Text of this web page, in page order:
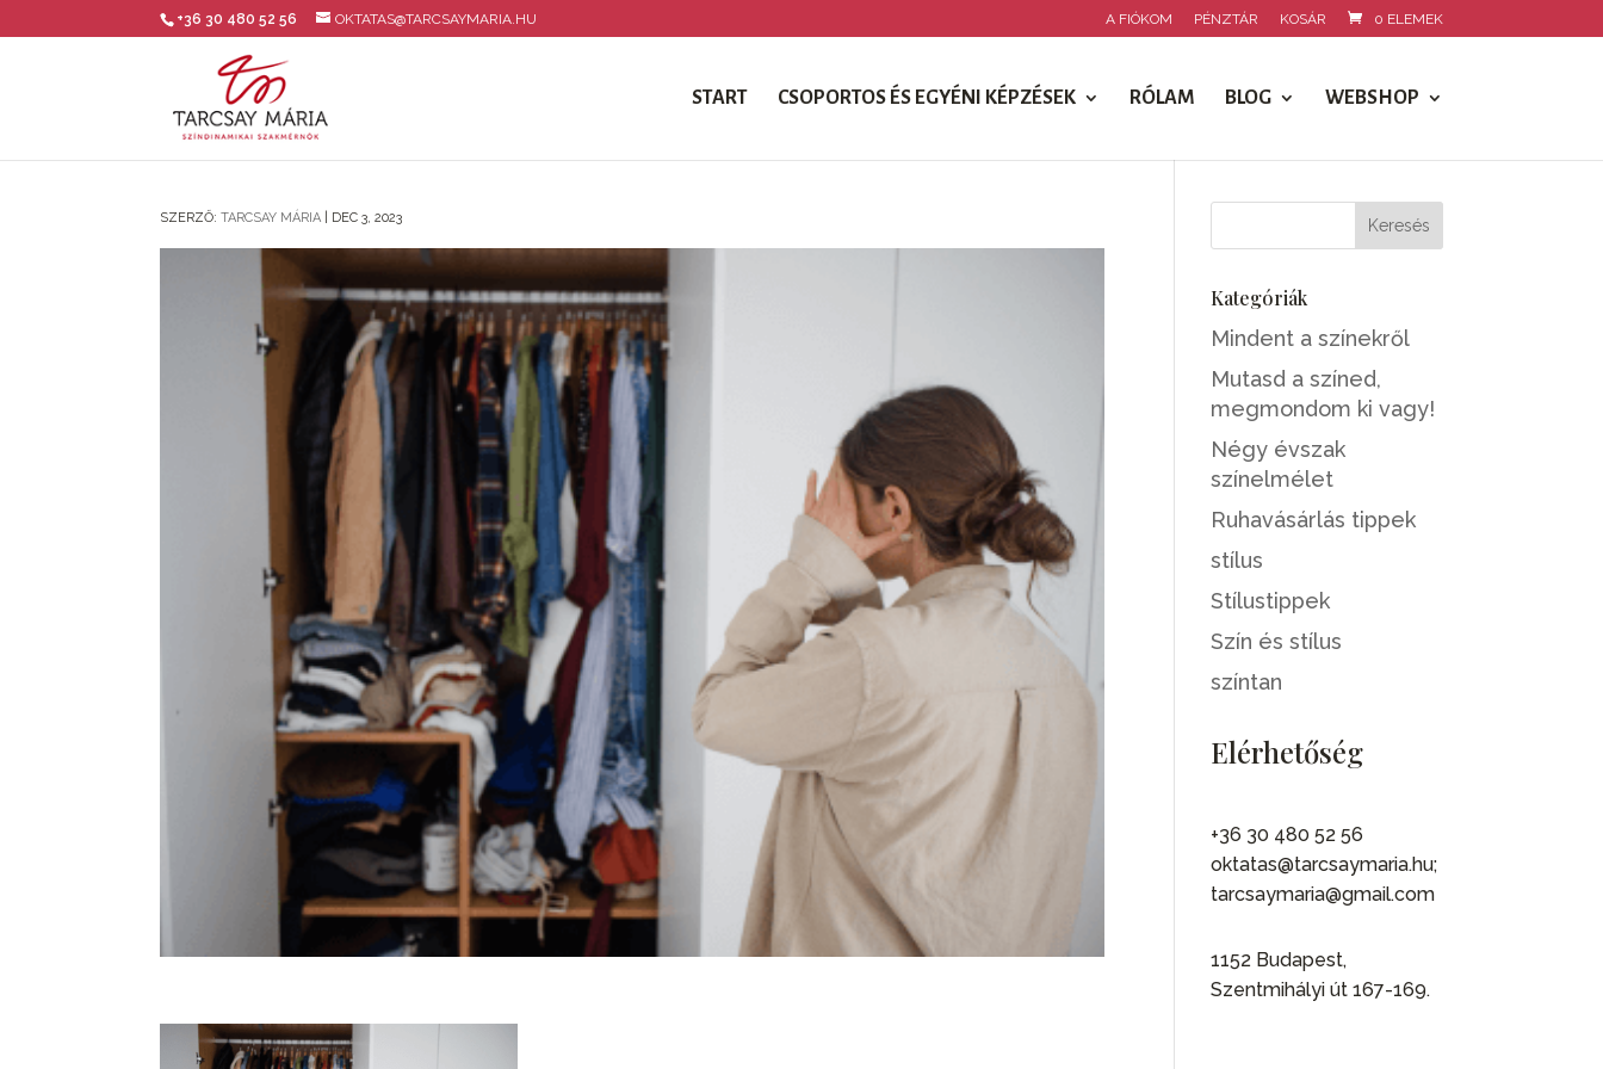
+36 30 480 52 56 OKTATAS@TARCSAYMARIA.HU A FIÓKOM PÉNZTÁR KOSÁR 0 ELEMEK
START CSOPORTOS ÉS EGYÉNI KÉPZÉSEK RÓLAM BLOG WEBSHOP
SZERZŐ:TARCSAY MÁRIA DEC 3, 2023
Kategóriák
Mindent a színekről
Mutasd a színed,
megmondom ki vagy!
Négy évszak
színelmélet
Ruhavásárlás tippek
stílus
Stílustippek
Szín és stílus
színtan
Elérhetőség
+36 30 480 52 56
oktatas@tarcsaymaria.hu;
tarcsaymaria@gmail.com
1152 Budapest,
Szentmihályi út 167-169.